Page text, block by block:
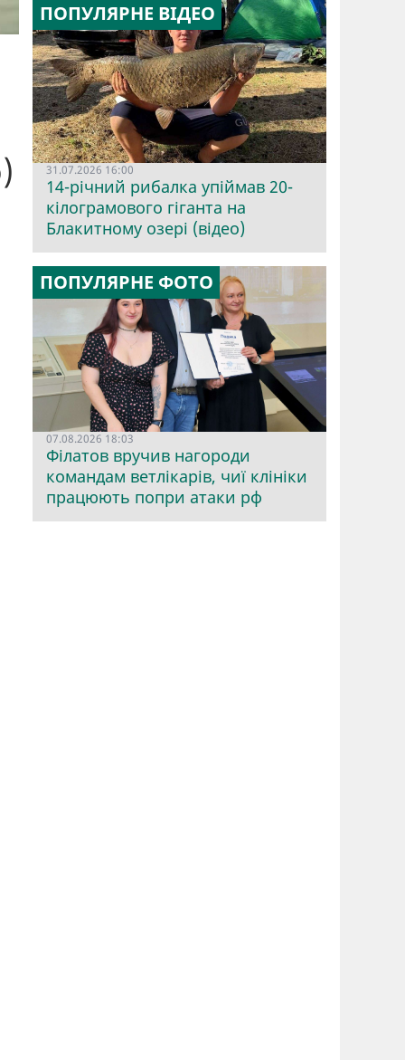
ПОПУЛЯРНЕ ВІДЕО
31.07.2026 16:00
14-річний рибалка упіймав 20-
кілограмового гіганта на
Блакитному озері (відео)
ПОПУЛЯРНЕ ФОТО
07.08.2026 18:03
Філатов вручив нагороди
командам ветлікарів, чиї клініки
працюють попри атаки рф